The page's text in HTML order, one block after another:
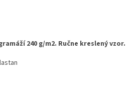
240 g/m2. Ručne kreslený vzor.